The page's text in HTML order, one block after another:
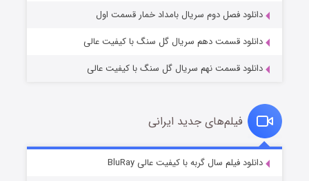
قسمت۷ (زیرنویس) منتشر شد
دانلود فصل دوم سریال بامداد خمار قسمت اول
دانلود قسمت دهم سریال گل سنگ با کیفیت عالی
دانلود قسمت نهم سریال گل سنگ با کیفیت عالی
فیلم‌های جدید ایرانی
دانلود فیلم سال گربه با کیفیت عالی BluRay